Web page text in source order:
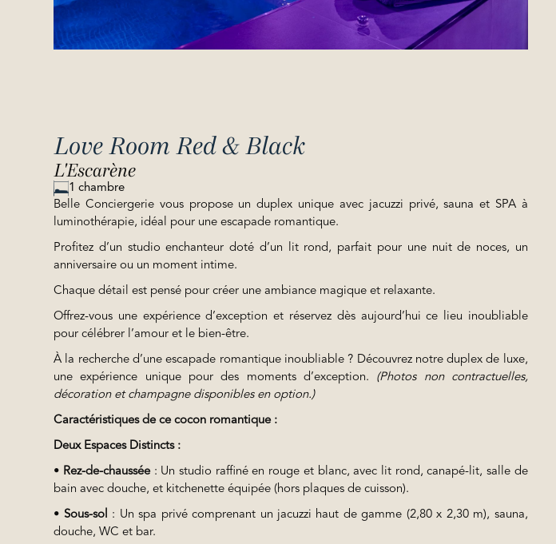
Love Room Red & Black
L'Escarène
1 chambre
Belle Conciergerie vous propose un duplex unique avec jacuzzi privé, sauna et SPA à
luminothérapie, idéal pour une escapade romantique.
Profitez d’un studio enchanteur doté d’un lit rond, parfait pour une nuit de noces, un
anniversaire ou un moment intime.
Chaque détail est pensé pour créer une ambiance magique et relaxante.
Offrez-vous une expérience d’exception et réservez dès aujourd’hui ce lieu inoubliable
pour célébrer l’amour et le bien-être.
À la recherche d’une escapade romantique inoubliable ? Découvrez notre duplex de luxe,
une expérience unique pour des moments d’exception. (Photos non contractuelles,
décoration et champagne disponibles en option.)
Caractéristiques de ce cocon romantique :
Deux Espaces Distincts :
• Rez-de-chaussée: Un studio raffiné en rouge et blanc, avec lit rond, canapé-lit, salle de
bain avec douche, et kitchenette équipée (hors plaques de cuisson).
• Sous-sol : Un spa privé comprenant un jacuzzi haut de gamme (2,80 x 2,30 m), sauna,
douche, WC et bar.